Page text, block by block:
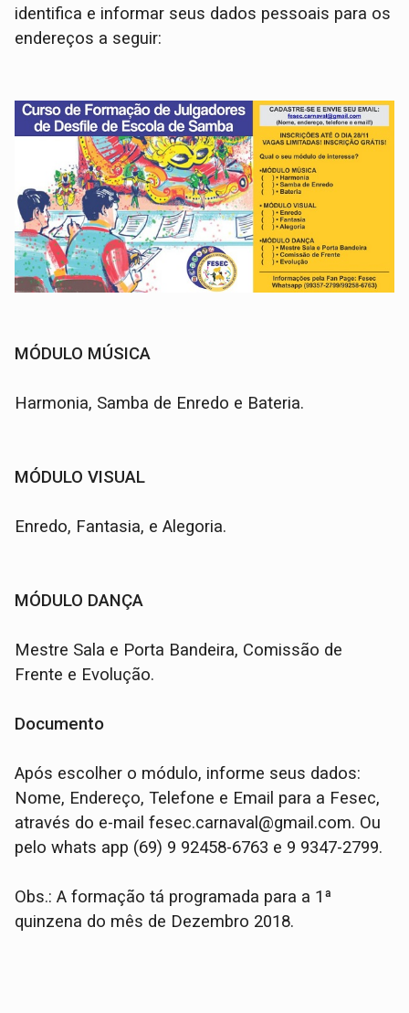
identifica e informar seus dados pessoais para os
endereços a seguir:
MÓDULO MÚSICA
Harmonia, Samba de Enredo e Bateria.
MÓDULO VISUAL
Enredo, Fantasia, e Alegoria.
MÓDULO DANÇA
Mestre Sala e Porta Bandeira, Comissão de
Frente e Evolução.
Documento
Após escolher o módulo, informe seus dados:
Nome, Endereço, Telefone e Email para a Fesec,
através do e-mail fesec.carnaval@gmail.com. Ou
pelo whats app (69) 9 92458-6763 e 9 9347-2799.
Obs.: A formação tá programada para a 1ª
quinzena do mês de Dezembro 2018.